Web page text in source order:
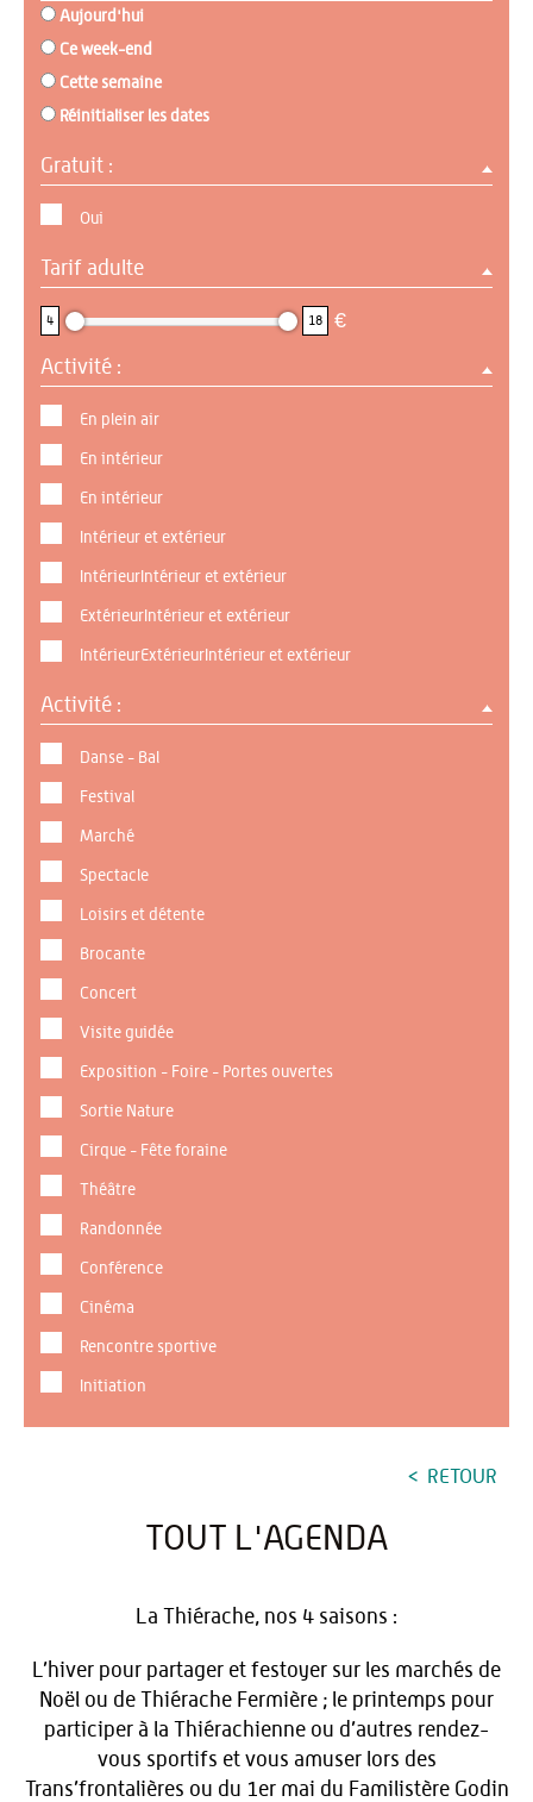
Aujourd'hui
Ce week-end
Cette semaine
Réinitialiser les dates
Gratuit :
Oui
Tarif adulte
4 18 €
Activité :
En plein air
En intérieur
En intérieur
Intérieur et extérieur
IntérieurIntérieur et extérieur
ExtérieurIntérieur et extérieur
IntérieurExtérieurIntérieur et extérieur
Activité :
Danse - Bal
Festival
Marché
Spectacle
Loisirs et détente
Brocante
Concert
Visite guidée
Exposition - Foire - Portes ouvertes
Sortie Nature
Cirque - Fête foraine
Théâtre
Randonnée
Conférence
Cinéma
Rencontre sportive
Initiation
RETOUR
TOUT L'AGENDA
La Thiérache, nos 4 saisons :
L’hiver pour partager et festoyer sur les marchés de
Noël ou de Thiérache Fermière ; le printemps pour
participer à la Thiérachienne ou d’autres rendez-
vous sportifs et vous amuser lors des
Trans’frontalières ou du 1er mai du Familistère Godin